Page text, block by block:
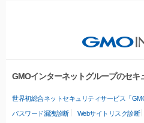
GMOインターネットグループのセキ
世界初総合ネットセキュリティサービス「
パスワード漏洩診断 Webサイトリスク診断